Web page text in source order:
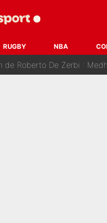
RUGBY NBA
: Le PSG sur le point
5 cracks qui pourraient
: Medhi Benatia se lâche sur son